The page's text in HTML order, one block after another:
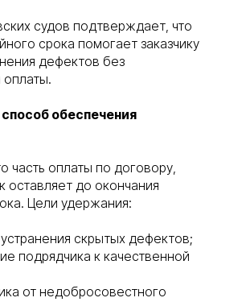
судов подтверждает, что
срока помогает заказчику
дефектов без
оплаты.
обеспечения
часть оплаты по договору,
оставляет до окончания
Цели удержания:
скрытых дефектов;
подрядчика к качественной
от недобросовестного